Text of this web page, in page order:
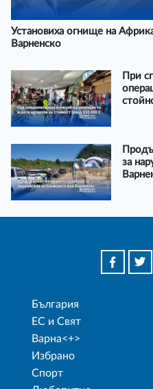
Установиха огнище на
Варненско
При
за
България
ЕС и Свят
Варна<+>
Избрано
Спорт